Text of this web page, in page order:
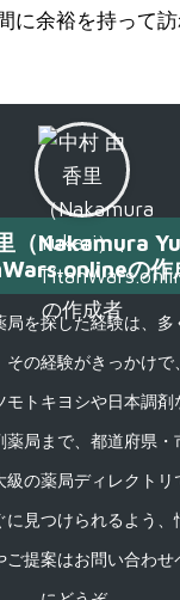
に余裕を持って
（Nakamura
の作
局を探した経験は、多
その経験がきっかけ
モトキヨシや日本調剤
薬局まで、都道府県・
級の薬局ディレクト
に見つけられるよう、
ご提案はお問い合わ